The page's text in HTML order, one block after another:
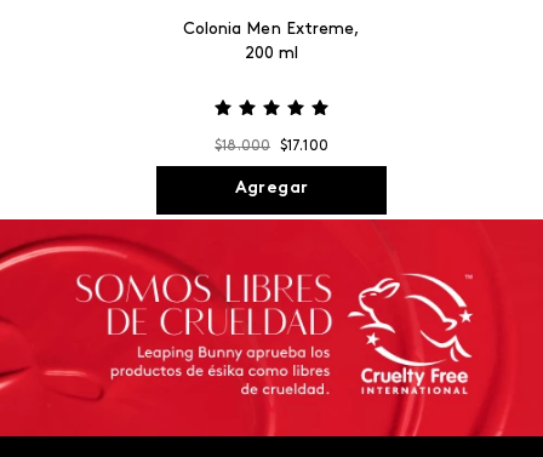
Colonia Men Extreme,
200 ml
$18.000 $17.100
Agregar